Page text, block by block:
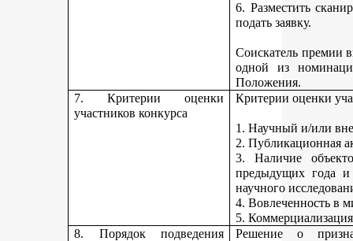
6. Разместить
подать заявку.
Соискатель премии
одной из
Положения.
7. Критерии оценки
участников конкурса
Критерии оценки
1. Научный и/или
2. Публикационная
3. Наличие
предыдущих года
научного
4. Вовлеченность в
5.
8. Порядок подведения
Решение о